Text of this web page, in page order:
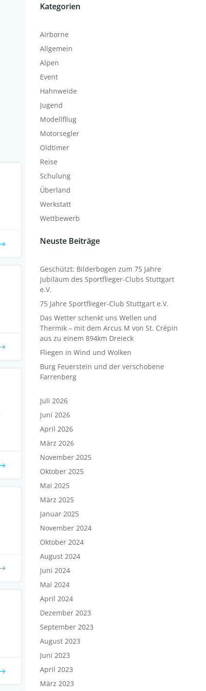
Kategorien
Airborne
Allgemein
Alpen
Event
Hahnweide
Jugend
Modellfllug
Motorsegler
Oldtimer
Reise
Schulung
Überland
Werkstatt
Wettbewerb
Neuste Beiträge
Geschützt: Bilderbogen zum 75 Jahre
Jubiläum des Sportflieger-Clubs Stuttgart
e.V.
75 Jahre Sportflieger-Club Stuttgart e.V.
Das Wetter schenkt uns Wellen und
Thermik – mit dem Arcus M von St. Crépin
aus zu einem 894km Dreieck
Fliegen in Wind und Wolken
Burg Feuerstein und der verschobene
Farrenberg
Juli 2026
Juni 2026
April 2026
März 2026
November 2025
Oktober 2025
Mai 2025
März 2025
Januar 2025
November 2024
Oktober 2024
August 2024
Juni 2024
Mai 2024
April 2024
Dezember 2023
September 2023
August 2023
Juni 2023
April 2023
März 2023